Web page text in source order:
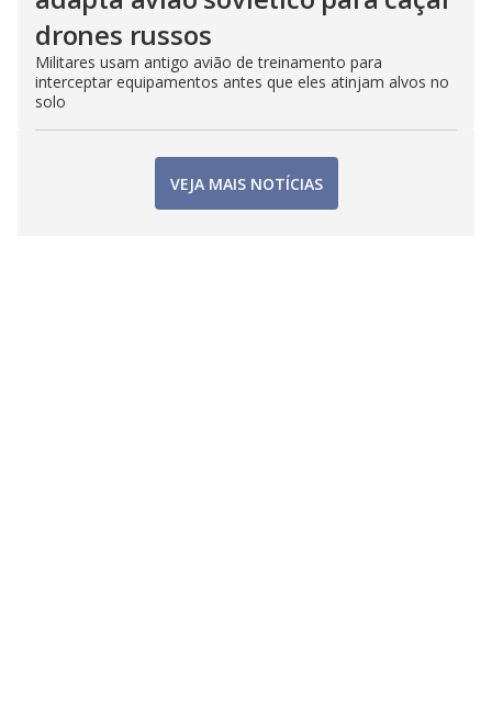
drones russos
Militares usam antigo avião de treinamento para
interceptar equipamentos antes que eles atinjam alvos no
solo
VEJA MAIS NOTÍCIAS